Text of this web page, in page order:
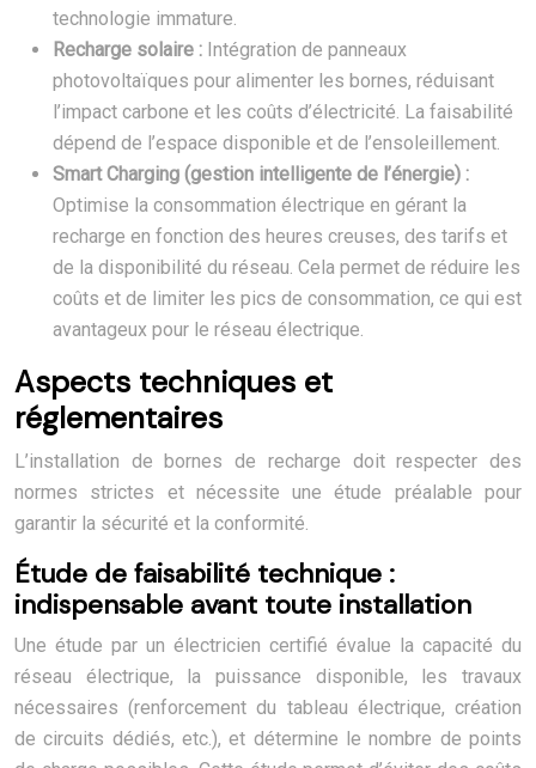
technologie immature.
Recharge solaire : Intégration de panneaux
photovoltaïques pour alimenter les bornes, réduisant
l’impact carbone et les coûts d’électricité. La faisabilité
dépend de l’espace disponible et de l’ensoleillement.
Smart Charging (gestion intelligente de l’énergie) :
Optimise la consommation électrique en gérant la
recharge en fonction des heures creuses, des tarifs et
de la disponibilité du réseau. Cela permet de réduire les
coûts et de limiter les pics de consommation, ce qui est
avantageux pour le réseau électrique.
Aspects techniques et
réglementaires
L’installation de bornes de recharge doit respecter des
normes strictes et nécessite une étude préalable pour
garantir la sécurité et la conformité.
Étude de faisabilité technique :
indispensable avant toute installation
Une étude par un électricien certifié évalue la capacité du
réseau électrique, la puissance disponible, les travaux
nécessaires (renforcement du tableau électrique, création
de circuits dédiés, etc.), et détermine le nombre de points